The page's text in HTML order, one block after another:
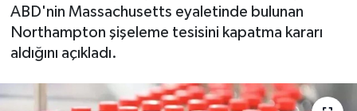
ABD'nin Massachusetts eyaletinde bulunan
Northampton şişeleme tesisini kapatma kararı
aldığını açıkladı.
Çevre - İklim
Dünya
Kültür - Sanat
Tüm Manşetler
Son Dakika Haberleri